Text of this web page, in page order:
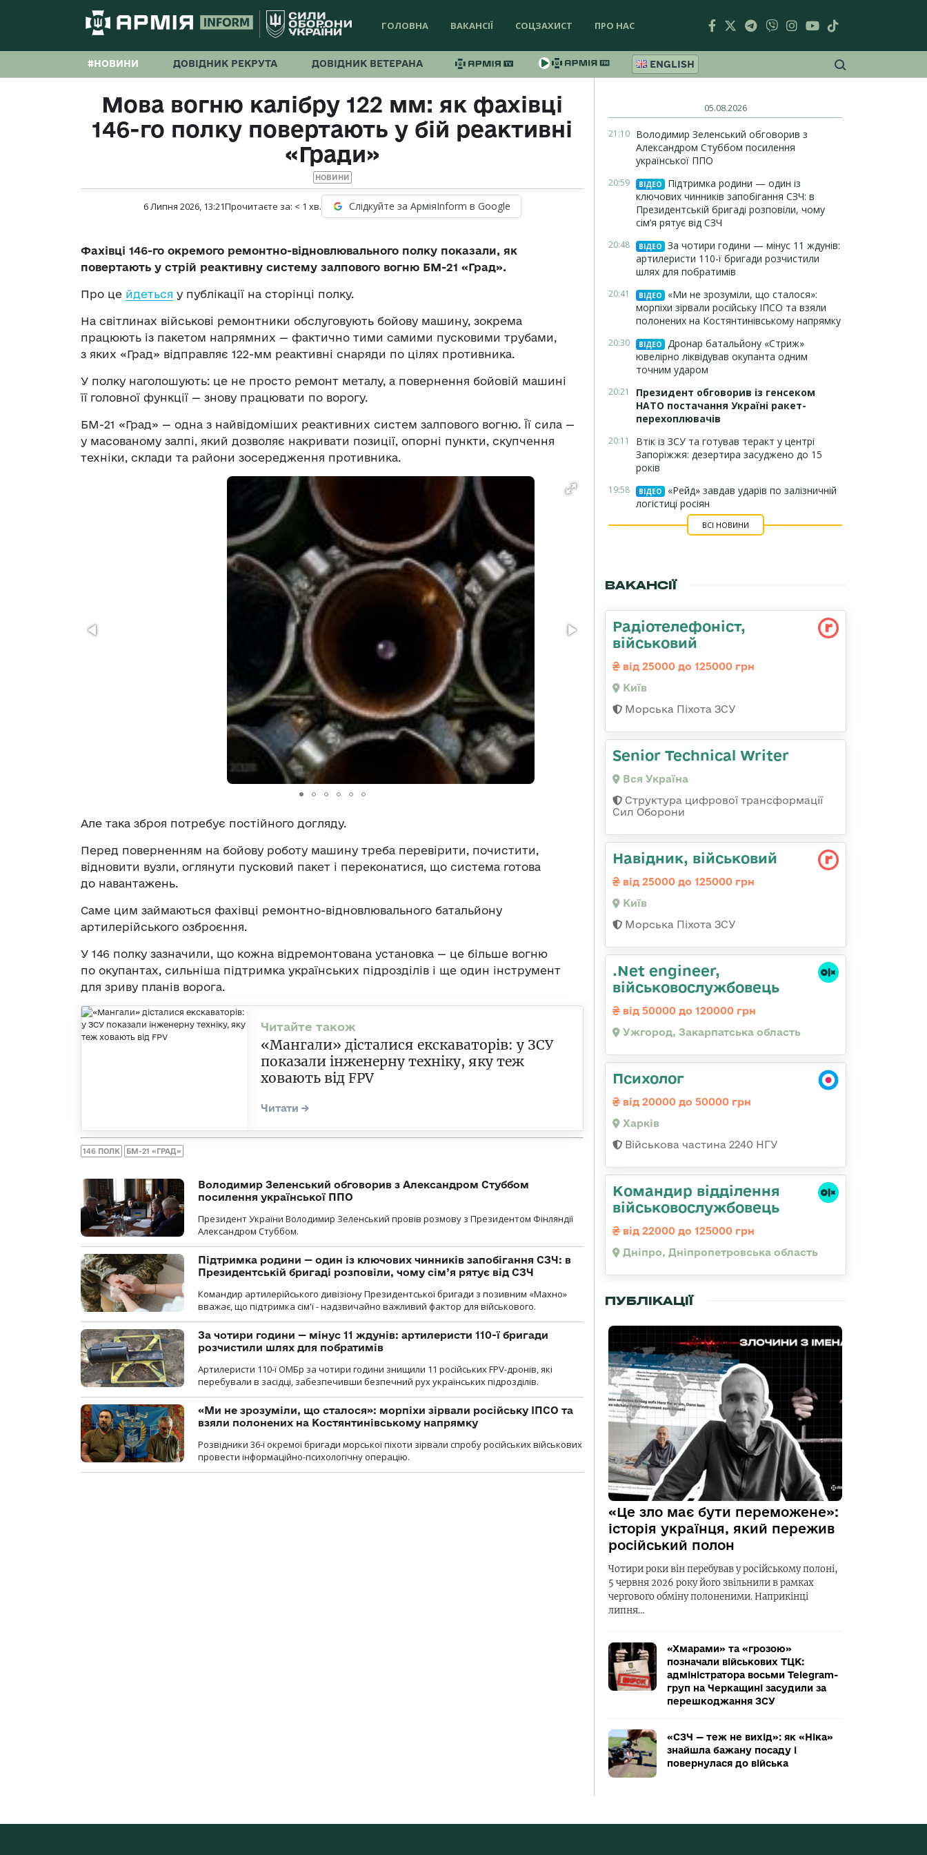
ГОЛОВНА ВАКАНСІЇ СОЦЗАХИСТ ПРО НАС
#НОВИНИ ДОВІДНИК РЕКРУТА ДОВІДНИК ВЕТЕРАНА ENGLISH
Мова вогню калібру 122 мм: як фахівці
146-го полку повертають у бій реактивні
«Гради»
НОВИНИ
6 Липня 2026, 13:21Прочитаєте за: < 1 хв. Слідкуйте за АрміяInform в Google
Фахівці 146-го окремого ремонтно-відновлювального полку показали, як
повертають у стрій реактивну систему залпового вогню БМ-21 «Град».
Про це йдеться у публікації на сторінці полку.
На світлинах військові ремонтники обслуговують бойову машину, зокрема
працюють із пакетом напрямних — фактично тими самими пусковими трубами,
з яких «Град» відправляє 122-мм реактивні снаряди по цілях противника.
У полку наголошують: це не просто ремонт металу, а повернення бойовій машині
її головної функції — знову працювати по ворогу.
БМ-21 «Град» — одна з найвідоміших реактивних систем залпового вогню. Її сила —
у масованому залпі, який дозволяє накривати позиції, опорні пункти, скупчення
техніки, склади та райони зосередження противника.
Але така зброя потребує постійного догляду.
Перед поверненням на бойову роботу машину треба перевірити, почистити,
відновити вузли, оглянути пусковий пакет і переконатися, що система готова
до навантажень.
Саме цим займаються фахівці ремонтно-відновлювального батальйону
артилерійського озброєння.
У 146 полку зазначили, що кожна відремонтована установка — це більше вогню
по окупантах, сильніша підтримка українських підрозділів і ще один інструмент
для зриву планів ворога.
«Мангали» дісталися екскаваторів: у ЗСУ
показали інженерну техніку, яку теж
ховають від FPV
146 ПОЛК БМ-21 «ГРАД»
Володимир Зеленський обговорив з Александром Стуббом
посилення української ППО
Президент України Володимир Зеленський провів розмову з Президентом Фінляндії
Александром Стуббом.
Підтримка родини — один із ключових чинників запобігання СЗЧ: в
Президентській бригаді розповіли, чому сім’я рятує від СЗЧ
Командир артилерійського дивізіону Президентської бригади з позивним «Махно»
вважає, що підтримка сім'ї - надзвичайно важливий фактор для військового.
За чотири години — мінус 11 ждунів: артилеристи 110-ї бригади
розчистили шлях для побратимів
Артилеристи 110-ї ОМБр за чотири години знищили 11 російських FPV-дронів, які
перебували в засідці, забезпечивши безпечний рух українських підрозділів.
«Ми не зрозуміли, що сталося»: морпіхи зірвали російську ІПСО та
взяли полонених на Костянтинівському напрямку
Розвідники 36-ї окремої бригади морської піхоти зірвали спробу російських військових
провести інформаційно-психологічну операцію.
05.08.2026
21:10 Володимир Зеленський обговорив з
Александром Стуббом посилення
української ППО
20:59 ВІДЕО
Підтримка родини — один із
ключових чинників запобігання СЗЧ: в
Президентській бригаді розповіли, чому
сім’я рятує від СЗЧ
20:48 ВІДЕО
За чотири години — мінус 11 ждунів:
артилеристи 110-ї бригади розчистили
шлях для побратимів
20:41 ВІДЕО
«Ми не зрозуміли, що сталося»:
морпіхи зірвали російську ІПСО та взяли
полонених на Костянтинівському напрямку
20:30 ВІДЕО
Дронар батальйону «Стриж»
ювелірно ліквідував окупанта одним
точним ударом
20:21
Президент обговорив із генсеком
НАТО постачання Україні ракет-
перехоплювачів
20:11
Втік із ЗСУ та готував теракт у центрі
Запоріжжя: дезертира засуджено до 15
років
19:58 ВІДЕО
«Рейд» завдав ударів по залізничній
логістиці росіян
ВСІ НОВИНИ
ВАКАНСІЇ
Радіотелефоніст,
військовий
від 25000 до 125000 грн
Київ
Морська Піхота ЗСУ
Senior Technical Writer
Вся Україна
Структура цифрової трансформації
Сил Оборони
Навідник, військовий
від 25000 до 125000 грн
Київ
Морська Піхота ЗСУ
.Net engineer,
військовослужбовець
від 50000 до 120000 грн
Ужгород, Закарпатська область
Психолог
від 20000 до 50000 грн
Харків
Військова частина 2240 НГУ
Командир відділення
військовослужбовець
від 22000 до 125000 грн
Дніпро, Дніпропетровська область
ПУБЛІКАЦІЇ
«Це зло має бути переможене»:
історія українця, який пережив
російський полон
Чотири роки він перебував у російському полоні,
5 червня 2026 року його звільнили в рамках
чергового обміну полоненими. Наприкінці
липня…
«Хмарами» та «грозою»
позначали військових ТЦК:
адміністратора восьми Telegram-
груп на Черкащині засудили за
перешкоджання ЗСУ
«СЗЧ — теж не вихід»: як «Ніка»
знайшла бажану посаду і
повернулася до війська